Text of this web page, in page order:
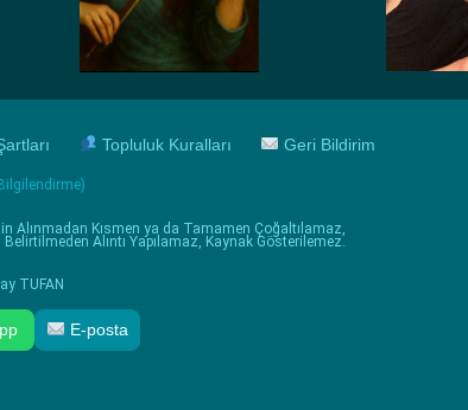
Topluluk Kuralları Geri Bildirim
Alınmadan Kısmen ya da Tamamen Çoğaltılamaz,
Alıntı Yapılamaz, Kaynak Gösterilemez.
TUFAN
E-posta